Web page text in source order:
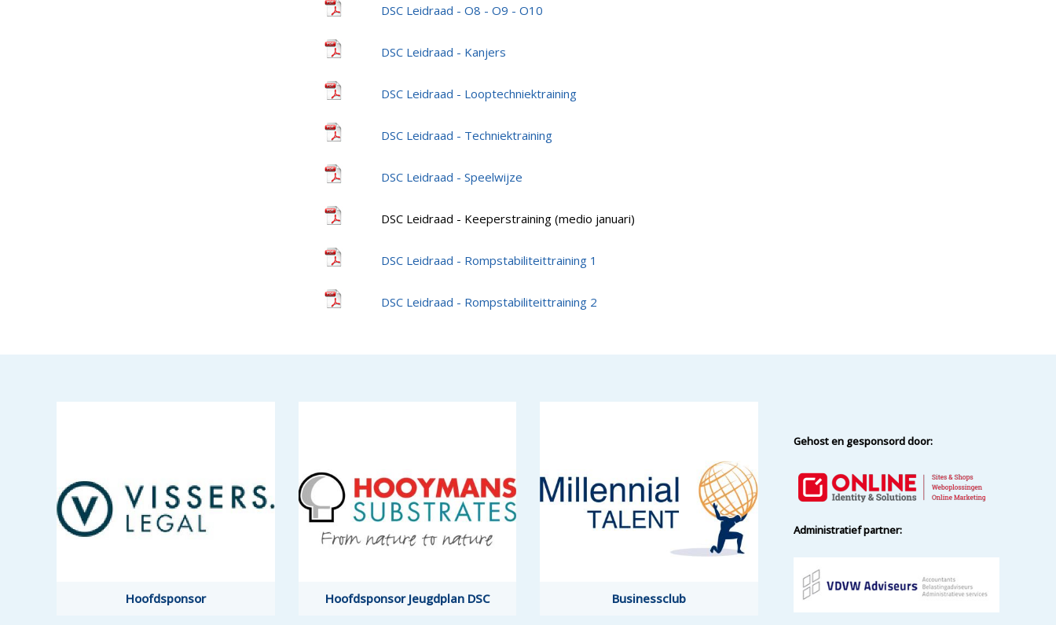
DSC Leidraad - O8 - O9 - O10
DSC Leidraad - Kanjers
DSC Leidraad - Looptechniektraining
DSC Leidraad - Techniektraining
DSC Leidraad - Speelwijze
DSC Leidraad - Keeperstraining (medio januari)
DSC Leidraad - Rompstabiliteittraining 1
DSC Leidraad - Rompstabiliteittraining 2
Hoofdsponsor Hoofdsponsor Jeugdplan DSC Businessclub
Gehost en gesponsord door:
Administratief partner: